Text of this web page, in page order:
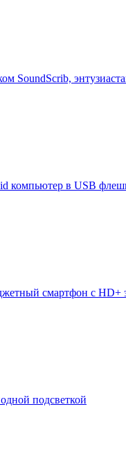
SoundScrib,
компьютер в USB
смартфон с HD+
подсветкой